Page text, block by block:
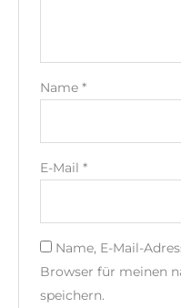
Name *
E-Mail *
Name, E-Mail-
Browser für meinen
speichern.